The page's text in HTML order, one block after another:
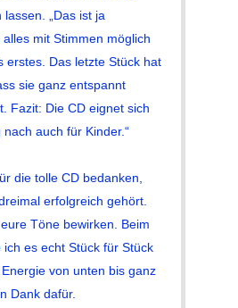
„Das ist ja
mit Stimmen möglich
erstes. Das letzte Stück hat
sie ganz entspannt
Fazit: Die CD eignet sich
auch für Kinder.“
die tolle CD bedanken,
erfolgreich gehört.
Töne bewirken. Beim
es echt Stück für Stück
von unten bis ganz
Dank dafür.